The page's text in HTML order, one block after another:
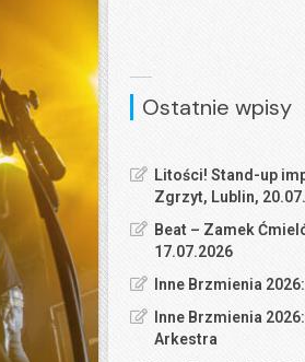
Ostatnie wpisy
Litości! Stand-up
Zgrzyt, Lublin,
Beat – Zamek
17.07.2026
Inne Brzmienia
Inne Brzmienia
Arkestra